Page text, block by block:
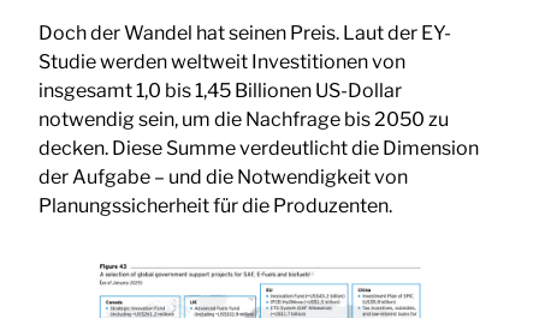
Doch der Wandel hat seinen Preis. Laut der EY-
Studie werden weltweit Investitionen von
insgesamt 1,0 bis 1,45 Billionen US-Dollar
notwendig sein, um die Nachfrage bis 2050 zu
decken. Diese Summe verdeutlicht die Dimension
der Aufgabe – und die Notwendigkeit von
Planungssicherheit für die Produzenten.